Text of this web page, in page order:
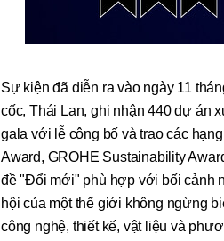
Sự kiện đã diễn ra vào ngày 11
cốc, Thái Lan, ghi nhận 440 dự án
gala với lễ công bố và trao các
Award, GROHE Sustainability
đề "Đổi mới" phù hợp với bối cảnh
hội của một thế giới không ngừng
công nghệ, thiết kế, vật liệu và